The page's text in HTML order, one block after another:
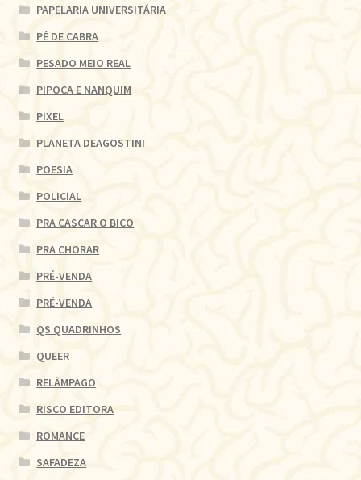
PAPELARIA UNIVERSITÁRIA
PÉ DE CABRA
PESADO MEIO REAL
PIPOCA E NANQUIM
PIXEL
PLANETA DEAGOSTINI
POESIA
POLICIAL
PRA CASCAR O BICO
PRA CHORAR
PRÉ-VENDA
PRÉ-VENDA
QS QUADRINHOS
QUEER
RELÂMPAGO
RISCO EDITORA
ROMANCE
SAFADEZA